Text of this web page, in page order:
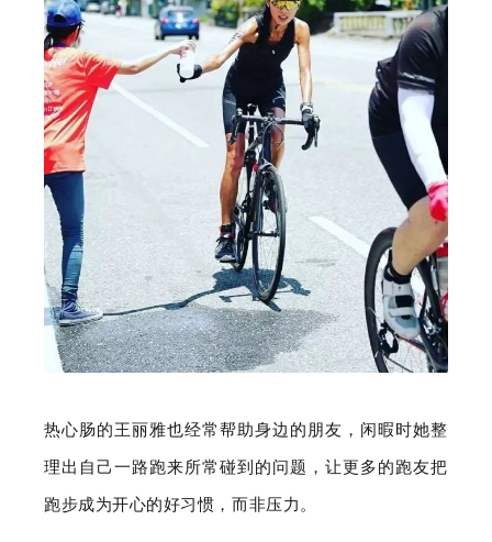
热心肠的王丽雅也经常帮助身边的朋友，闲暇时她整
理出自己一路跑来所常碰到的问题，让更多的跑友把
跑步成为开心的好习惯，而非压力。